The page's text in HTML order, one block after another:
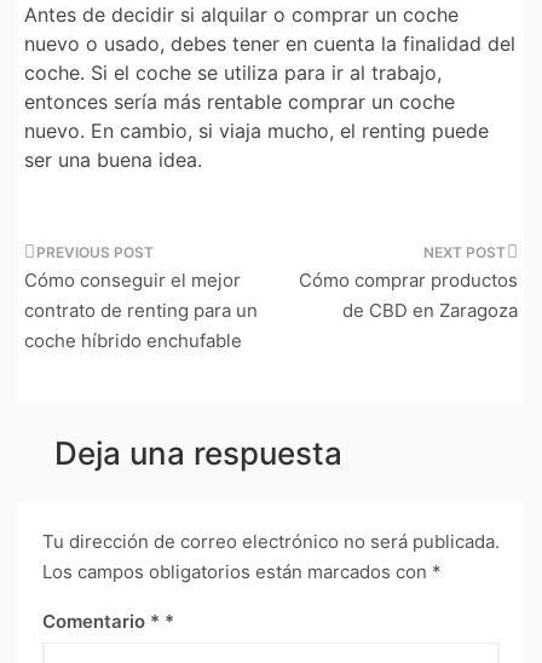
Antes de decidir si alquilar o comprar un coche
nuevo o usado, debes tener en cuenta la finalidad del
coche. Si el coche se utiliza para ir al trabajo,
entonces sería más rentable comprar un coche
nuevo. En cambio, si viaja mucho, el renting puede
ser una buena idea.
Navegación
de
entradas
Cómo conseguir el mejor
contrato de renting para un
coche híbrido enchufable
Cómo comprar productos
de CBD en Zaragoza
Deja una respuesta
Tu dirección de correo electrónico no será publicada.
Los campos obligatorios están marcados con *
Comentario *